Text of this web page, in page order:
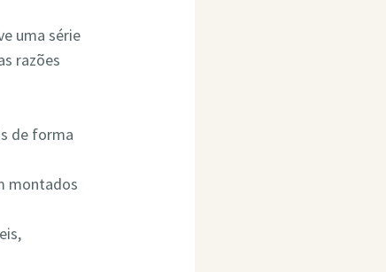
uma série
razões
de forma
montados